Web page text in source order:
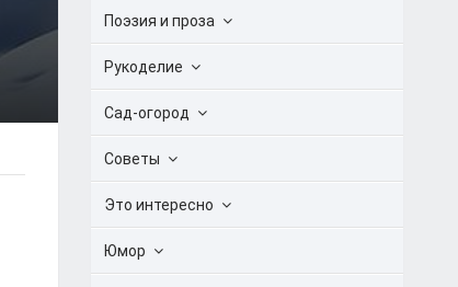
Поэзия и проза
Рукоделие
Сад-огород
Советы
Это интересно
Юмор